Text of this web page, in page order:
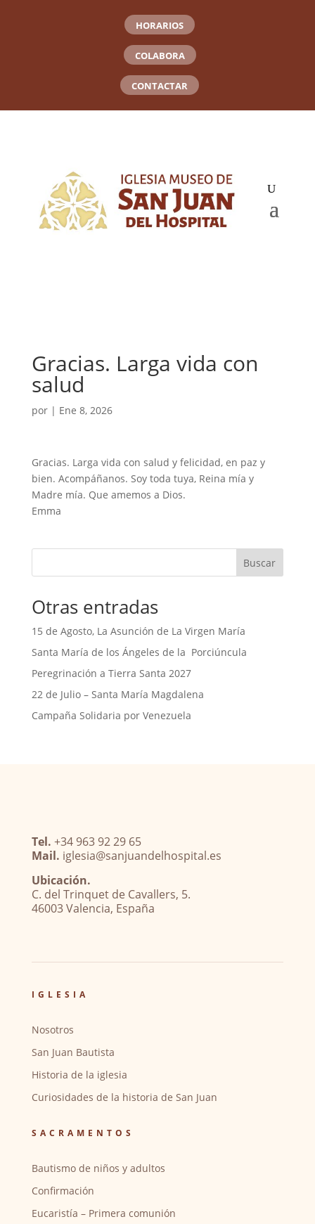
HORARIOS
COLABORA
CONTACTAR
Gracias. Larga vida con
salud
por | Ene 8, 2026
Gracias. Larga vida con salud y felicidad, en paz y
bien. Acompáñanos. Soy toda tuya, Reina mía y
Madre mía. Que amemos a Dios.
Emma
Buscar
Otras entradas
15 de Agosto, La Asunción de La Virgen María
Santa María de los Ángeles de la Porciúncula
Peregrinación a Tierra Santa 2027
22 de Julio – Santa María Magdalena
Campaña Solidaria por Venezuela
Tel. +34 963 92 29 65
Mail. iglesia@sanjuandelhospital.es
Ubicación.
C. del Trinquet de Cavallers, 5.
46003 Valencia, España
IGLESIA
Nosotros
San Juan Bautista
Historia de la iglesia
Curiosidades de la historia de San Juan
SACRAMENTOS
Bautismo de niños y adultos
Confirmación
Eucaristía – Primera comunión